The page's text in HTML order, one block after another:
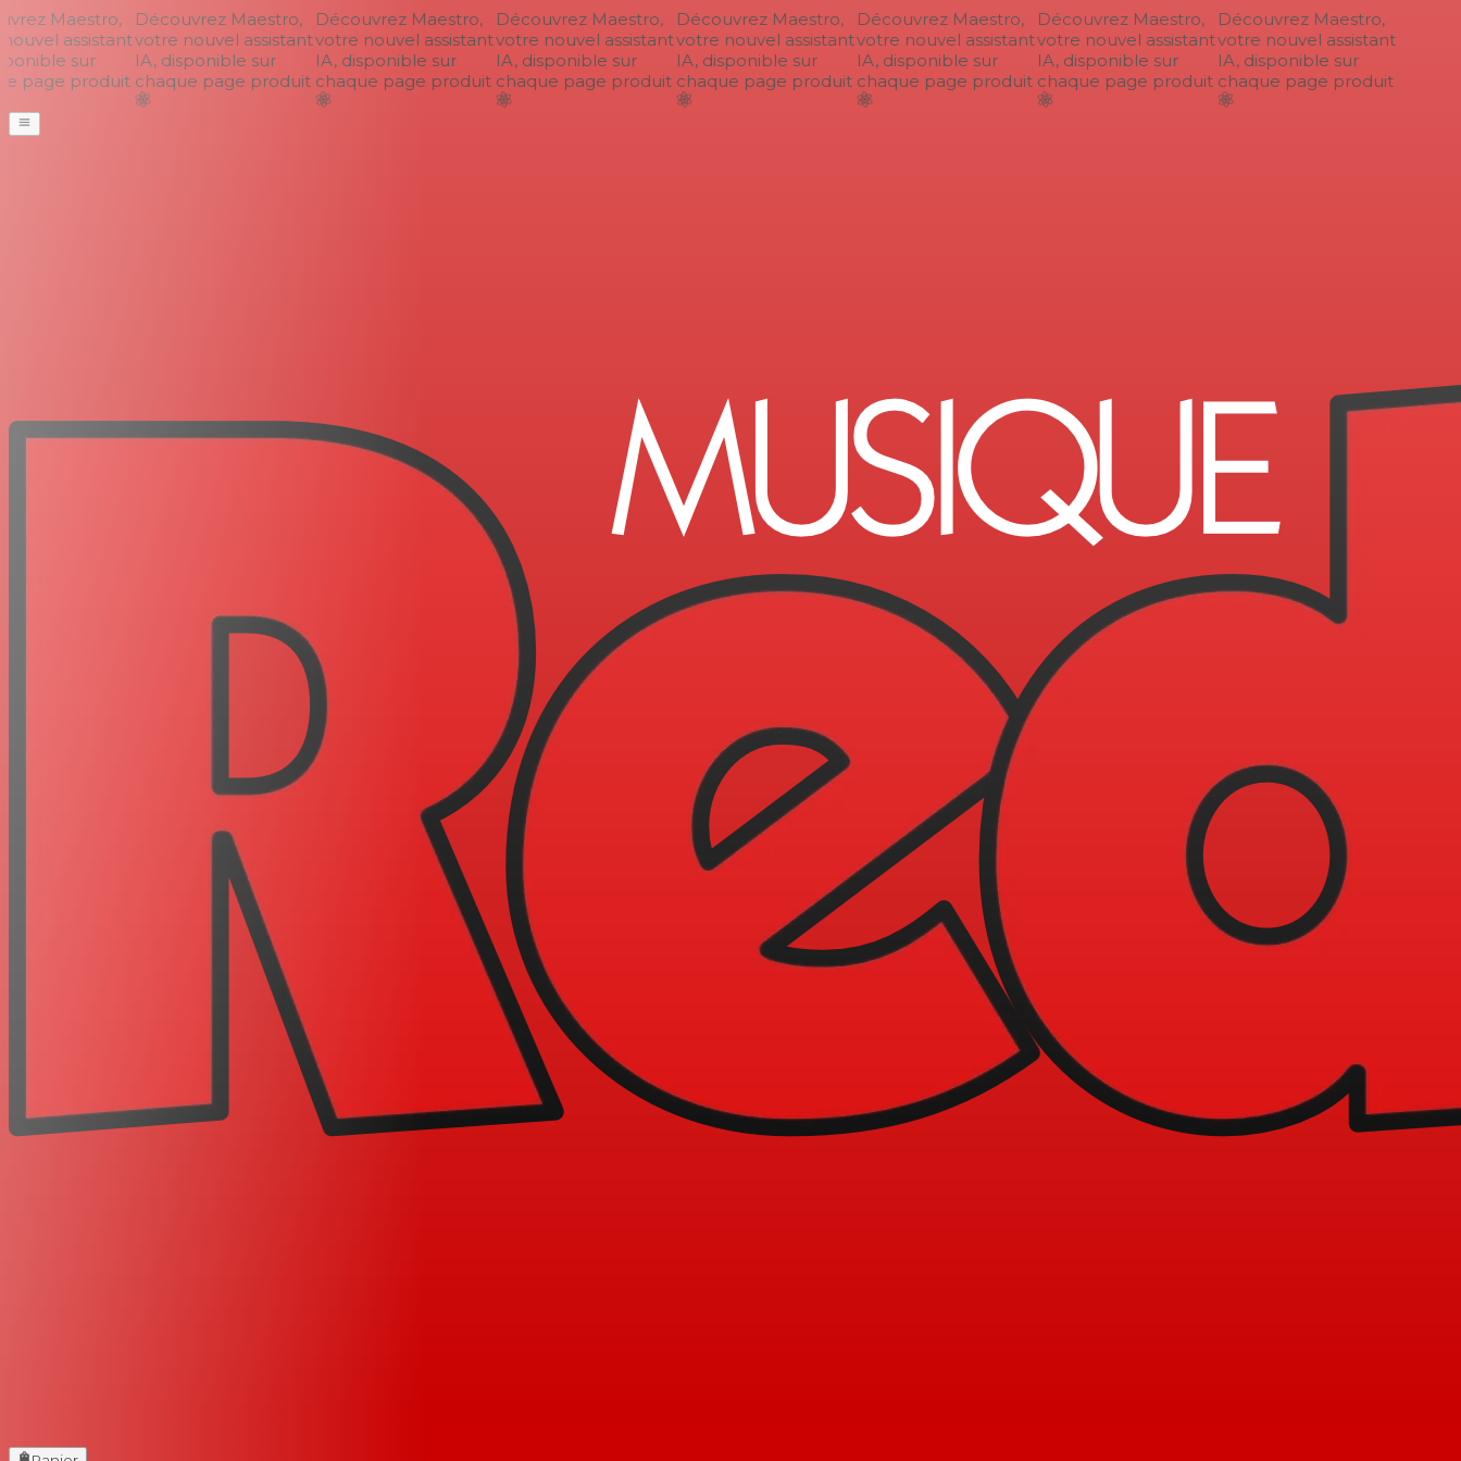
Maestro,
assistant
sur
page produit
Découvrez Maestro,
votre nouvel assistant
IA, disponible sur
chaque page produit
Découvrez Maestro,
votre nouvel assistant
IA, disponible sur
chaque page produit
Découvrez Maestro,
votre nouvel assistant
IA, disponible sur
chaque page produit
Découvrez Maestro,
votre nouvel assistant
IA, disponible sur
chaque page produit
Découvrez Maestro,
votre nouvel assistant
IA, disponible sur
chaque page produit
Découvrez Maestro,
votre nouvel assistant
IA, disponible sur
chaque page produit
Découvrez Maestro,
votre nouvel assistant
IA, disponible sur
chaque page produit